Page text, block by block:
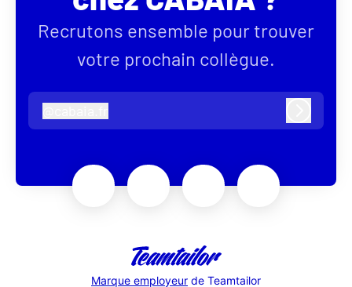
Recrutons ensemble pour trouver
votre prochain collègue.
cabaia.fr
Marque employeur de Teamtailor